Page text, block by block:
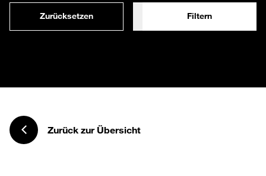
Zurücksetzen Filtern
Zurück zur Übersicht